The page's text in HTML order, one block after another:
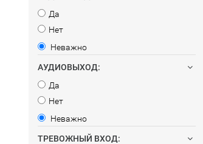
Да
Нет
Неважно
АУДИОВЫХОД:
Да
Нет
Неважно
ТРЕВОЖНЫЙ ВХОД: